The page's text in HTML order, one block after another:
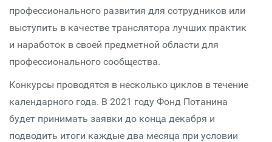
профессионального развития для сотрудников или
выступить в качестве транслятора лучших практик
и наработок в своей предметной области для
профессионального сообщества.
Конкурсы проводятся в несколько циклов в течение
календарного года. В 2021 году Фонд Потанина
будет принимать заявки до конца декабря и
подводить итоги каждые два месяца при условии